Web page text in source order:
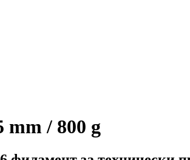
/ 800 g